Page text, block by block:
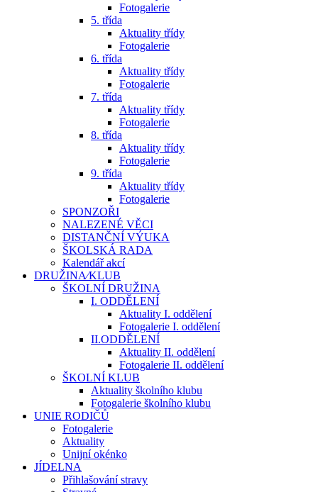
Fotogalerie
5. třída
Aktuality třídy
Fotogalerie
6. třída
Aktuality třídy
Fotogalerie
7. třída
Aktuality třídy
Fotogalerie
8. třída
Aktuality třídy
Fotogalerie
9. třída
Aktuality třídy
Fotogalerie
SPONZOŘI
NALEZENÉ VĚCI
DISTANČNÍ VÝUKA
ŠKOLSKÁ RADA
Kalendář akcí
DRUŽINA⁄KLUB
ŠKOLNÍ DRUŽINA
I. ODDĚLENÍ
Aktuality I. oddělení
Fotogalerie I. oddělení
II.ODDĚLENÍ
Aktuality II. oddělení
Fotogalerie II. oddělení
ŠKOLNÍ KLUB
Aktuality školního klubu
Fotogalerie školního klubu
UNIE RODIČŮ
Fotogalerie
Aktuality
Unijní okénko
JÍDELNA
Přihlašování stravy